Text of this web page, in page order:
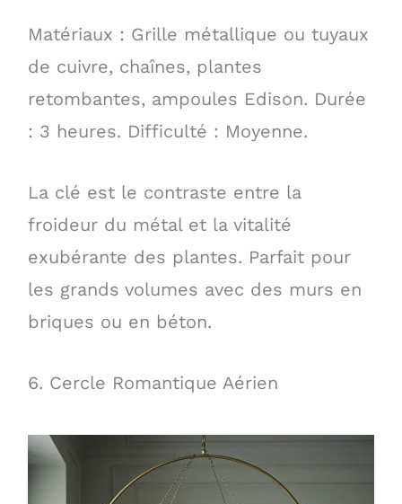
Matériaux : Grille métallique ou tuyaux
de cuivre, chaînes, plantes
retombantes, ampoules Edison. Durée
: 3 heures. Difficulté : Moyenne.
La clé est le contraste entre la
froideur du métal et la vitalité
exubérante des plantes. Parfait pour
les grands volumes avec des murs en
briques ou en béton.
6. Cercle Romantique Aérien